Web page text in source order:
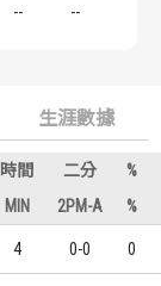
-- --
生涯數據
時間 二分
%
MIN 2PM-A %
4 0-0 0